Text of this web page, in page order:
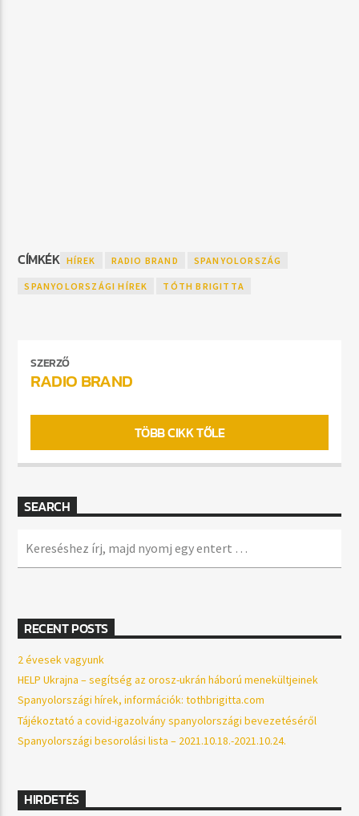
CÍMKÉK HÍREK RADIO BRAND SPANYOLORSZÁG
SPANYOLORSZÁGI HÍREK TÓTH BRIGITTA
SZERZŐ
RADIO BRAND
TÖBB CIKK TŐLE
SEARCH
RECENT POSTS
2 évesek vagyunk
HELP Ukrajna – segítség az orosz-ukrán háború menekültjeinek
Spanyolországi hírek, információk: tothbrigitta.com
Tájékoztató a covid-igazolvány spanyolországi bevezetéséről
Spanyolországi besorolási lista – 2021.10.18.-2021.10.24.
HIRDETÉS